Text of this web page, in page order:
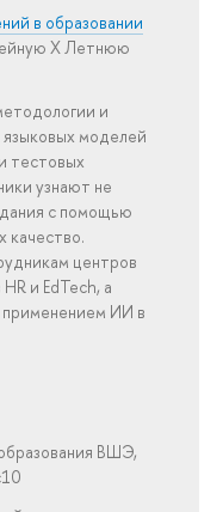
в образовании
X Летнюю
и
моделей
тестовых
узнают не
с помощью
качество.
центров
и EdTech, а
применением ИИ в
ВШЭ,